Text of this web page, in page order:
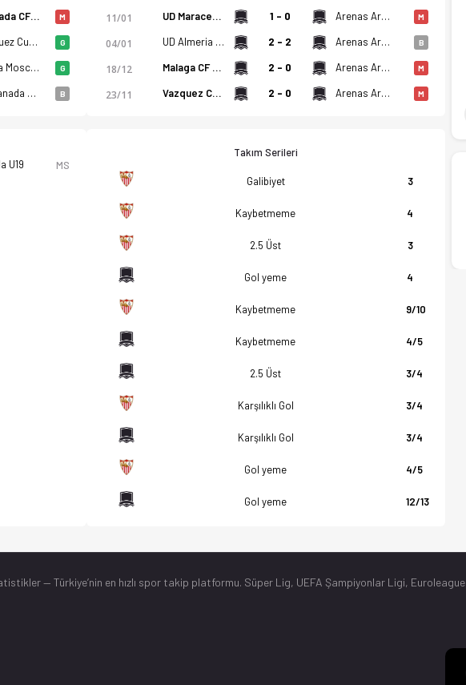
Granada CF U19 M
Vazquez Cultural U19 G
UD La Mosca U19 G
La Canada Ucd Atletico U19 B
11/01 UD Maracena U19 1 - 0 Arenas Armilla CD U19 M
04/01 UD Almeria U19 2 - 2 Arenas Armilla CD U19 B
18/12 Malaga CF U19 2 - 0 Arenas Armilla CD U19 M
23/11 Vazquez Cultural U19 2 - 0 Arenas Armilla CD U19 M
U19 MS
Takım Serileri
Galibiyet 3
Kaybetmeme 4
2.5 Üst 3
Gol yeme 4
Kaybetmeme 9/10
Kaybetmeme 4/5
2.5 Üst 3/4
Karşılıklı Gol 3/4
Karşılıklı Gol 3/4
Gol yeme 4/5
Gol yeme 12/13
— Türkiye’nin en hızlı spor takip platformu. Süper Lig, UEFA Şampiyonlar Ligi,